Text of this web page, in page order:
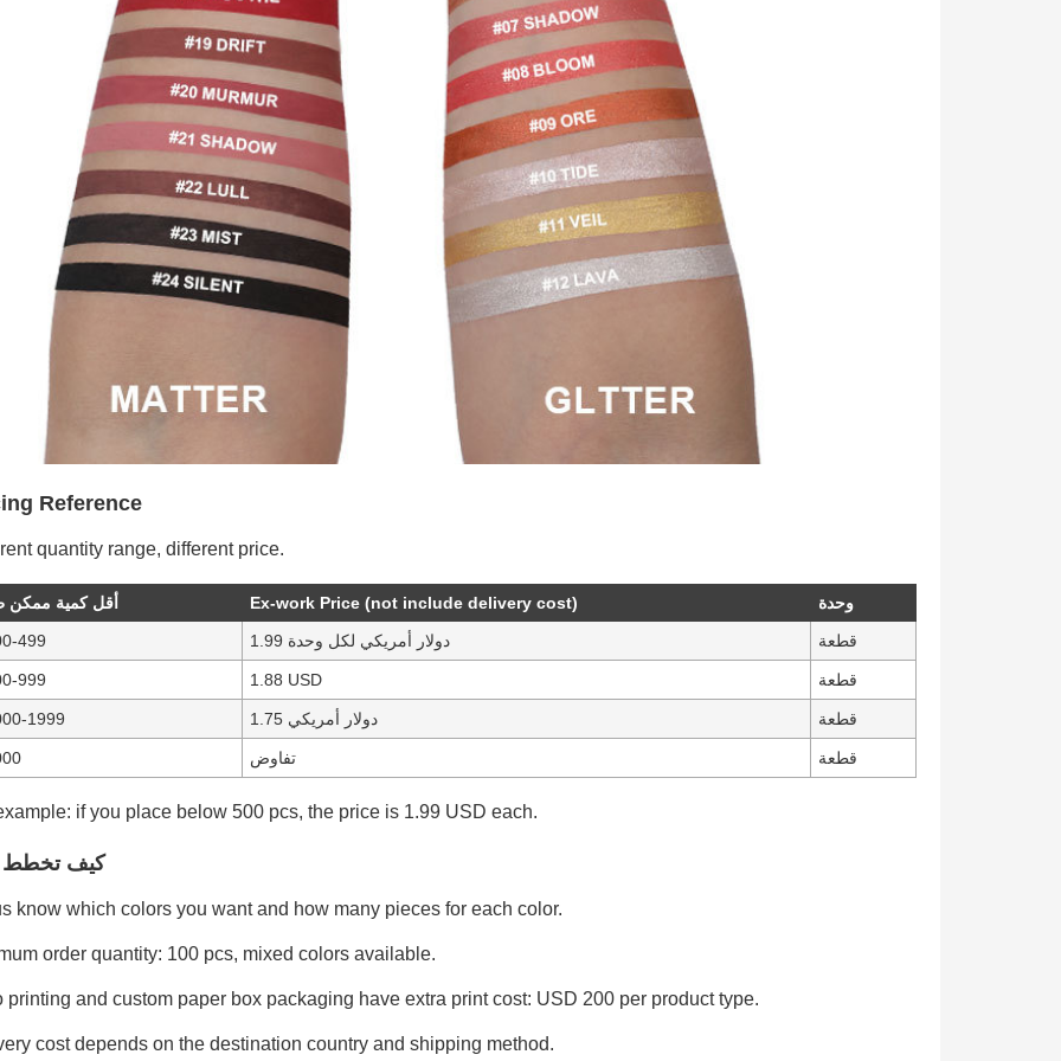
Reference
quantity range, different price.
أقل كمية ممكن Ex-work Price (not include delivery cost)
وحدة
499
1.99 دولار أمريكي لكل وحدة قطعة
999 1.88 USD قطعة
1999 1.75 دولار أمريكي قطعة
تفاوض قطعة
if you place below 500 pcs, the price is 1.99 USD each.
كيف تخطط
know which colors you want and how many pieces for each color.
order quantity: 100 pcs, mixed colors available.
printing and custom paper box packaging have extra print cost: USD 200 per product type.
cost depends on the destination country and shipping method.